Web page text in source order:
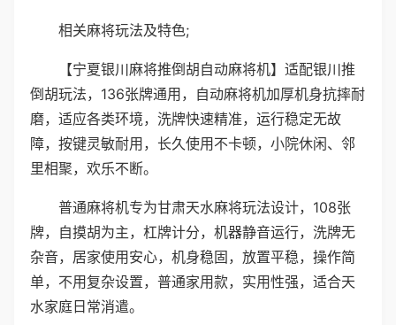
相关麻将玩法及特色;
【宁夏银川麻将推倒胡自动麻将机】适配银川推
倒胡玩法，136张牌通用，自动麻将机加厚机身抗摔耐
磨，适应各类环境，洗牌快速精准，运行稳定无故
障，按键灵敏耐用，长久使用不卡顿，小院休闲、邻
里相聚，欢乐不断。
普通麻将机专为甘肃天水麻将玩法设计，108张
牌，自摸胡为主，杠牌计分，机器静音运行，洗牌无
杂音，居家使用安心，机身稳固，放置平稳，操作简
单，不用复杂设置，普通家用款，实用性强，适合天
水家庭日常消遣。